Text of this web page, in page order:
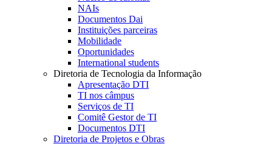
NAIs
Documentos Dai
Instituições parceiras
Mobilidade
Oportunidades
International students
Diretoria de Tecnologia da Informação
Apresentação DTI
TI nos câmpus
Serviços de TI
Comitê Gestor de TI
Documentos DTI
Diretoria de Projetos e Obras